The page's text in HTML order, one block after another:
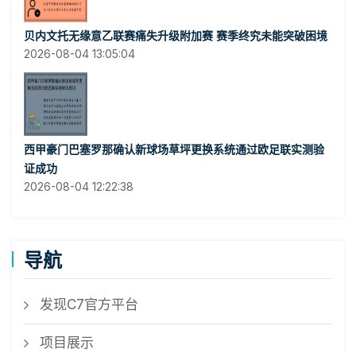
贝内文托无缘意乙联赛痛失升级附加赛 赛季终究未能突破困境
2026-08-04 13:05:04
西甲豪门巴塞罗那确认新球场草坪更换系统通过欧足联实测验
证成功
2026-08-04 12:22:38
导航
发现C7官方平台
项目展示